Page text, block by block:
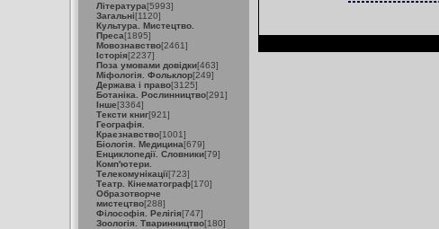
Література[5993]
Загальні[1120]
Культура. Мистецтво.
Преса[1895]
Мовознавство[2461]
Історія[2237]
Поза умовами довідки[463]
Міфологія. Фольклор[249]
Держава і право[3125]
Ботаніка. Рослинництво[291]
Інше[3364]
Тексти книг[921]
Географія.
Краєзнавство[1001]
Біологія. Медицина[679]
Енциклопедії. Словники[79]
Комп'ютери.
Телекомунікації[723]
Театр. Кінематограф[170]
Образотворче
мистецтво[288]
Філософія. Релігія[747]
Зоологія. Тваринництво[180]